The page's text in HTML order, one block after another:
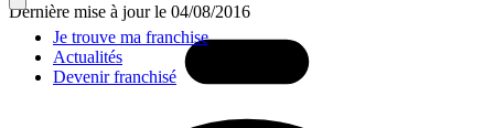
Je trouve ma franchise
Actualités
Devenir franchisé
Dernière mise à jour le 04/08/2016